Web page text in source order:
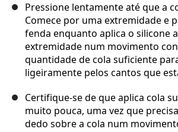
Pressione lentamente até que a
Comece por uma extremidade e
fenda enquanto aplica o silicone
extremidade num movimento
quantidade de cola suficiente
ligeiramente pelos cantos que
Certifique-se de que aplica cola
muito pouca, uma vez que
dedo sobre a cola num